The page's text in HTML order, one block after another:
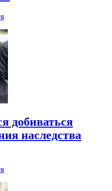
добиваться
наследства